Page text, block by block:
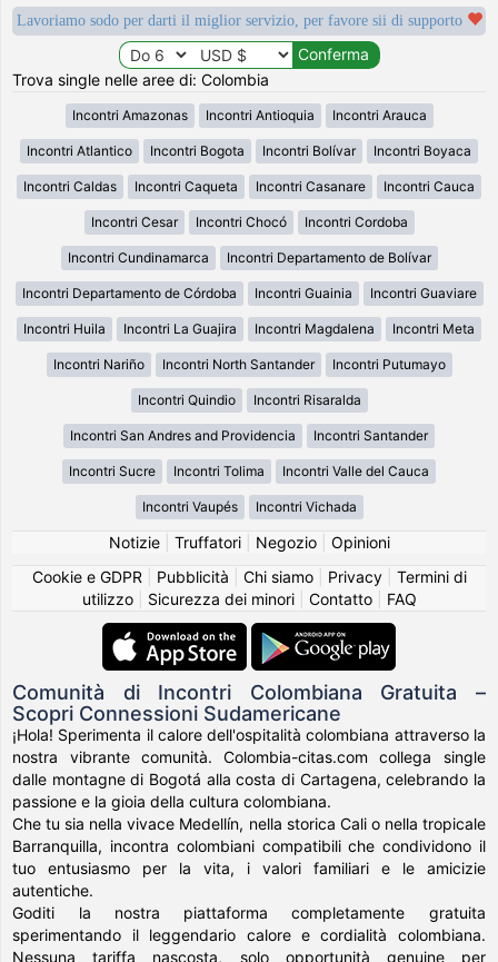
Lavoriamo sodo per darti il miglior servizio, per favore sii di supporto
Trova single nelle aree di: Colombia
Incontri Amazonas Incontri Antioquia Incontri Arauca
Incontri Atlantico Incontri Bogota Incontri Bolívar Incontri Boyaca
Incontri Caldas Incontri Caqueta Incontri Casanare Incontri Cauca
Incontri Cesar Incontri Chocó Incontri Cordoba
Incontri Cundinamarca Incontri Departamento de Bolívar
Incontri Departamento de Córdoba Incontri Guainia Incontri Guaviare
Incontri Huila Incontri La Guajira Incontri Magdalena Incontri Meta
Incontri Nariño Incontri North Santander Incontri Putumayo
Incontri Quindio Incontri Risaralda
Incontri San Andres and Providencia Incontri Santander
Incontri Sucre Incontri Tolima Incontri Valle del Cauca
Incontri Vaupés Incontri Vichada
Notizie| Truffatori| Negozio| Opinioni
Cookie e GDPR
Pubblicità Chi siamo| Privacy| Termini di
utilizzo| Sicurezza dei minori| Contatto| FAQ
Comunità di Incontri Colombiana Gratuita –
Scopri Connessioni Sudamericane
¡Hola! Sperimenta il calore dell'ospitalità colombiana attraverso la
nostra vibrante comunità. Colombia-citas.com collega single
dalle montagne di Bogotá alla costa di Cartagena, celebrando la
passione e la gioia della cultura colombiana.
Che tu sia nella vivace Medellín, nella storica Cali o nella tropicale
Barranquilla, incontra colombiani compatibili che condividono il
tuo entusiasmo per la vita, i valori familiari e le amicizie
autentiche.
Goditi la nostra piattaforma completamente gratuita
sperimentando il leggendario calore e cordialità colombiana.
Nessuna tariffa nascosta, solo opportunità genuine per